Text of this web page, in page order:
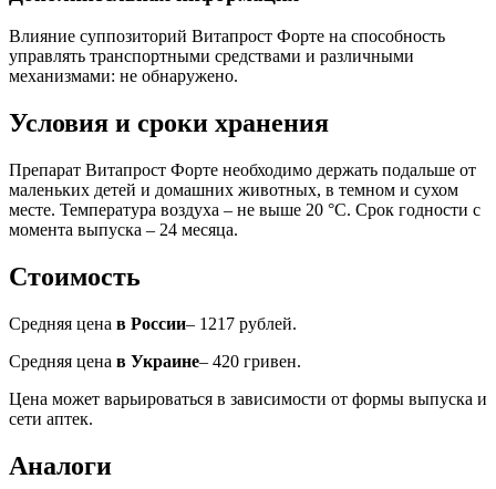
Влияние суппозиторий Витапрост Форте на способность
управлять транспортными средствами и различными
механизмами: не обнаружено.
Условия и сроки хранения
Препарат Витапрост Форте необходимо держать подальше от
маленьких детей и домашних животных, в темном и сухом
месте. Температура воздуха – не выше 20 °C. Срок годности с
момента выпуска – 24 месяца.
Стоимость
Средняя цена в России– 1217 рублей.
Средняя цена в Украине– 420 гривен.
Цена может варьироваться в зависимости от формы выпуска и
сети аптек.
Аналоги